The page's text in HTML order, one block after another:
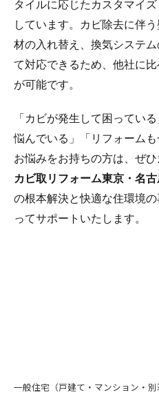
タイルに応じたカスタマイ
しています。カビ除去に伴
材の入れ替え、換気システ
て対応できるため、他社に
が可能です。
「カビが発生して困ってい
悩んでいる」「リフォーム
お悩みをお持ちの方は、ぜひ
カビ取リフォーム東京・名古
の根本解決と快適な住環境
ってサポートいたします。
一般住宅（戸建て・マンション・別